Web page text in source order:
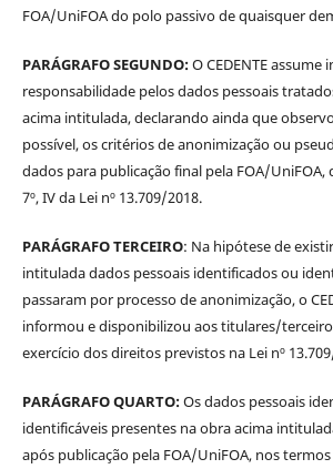
FOA/UniFOA do polo passivo de quaisquer
PARÁGRAFO SEGUNDO:O CEDENTE assume
responsabilidade pelos dados pessoais
acima intitulada, declarando ainda que
possível, os critérios de anonimização ou
dados para publicação final pela FOA/
7º, IV da Lei nº 13.709/2018.
PARÁGRAFO TERCEIRO: Na hipótese de
intitulada dados pessoais identificados ou
passaram por processo de anonimização, o
informou e disponibilizou aos titulares/
exercício dos direitos previstos na Lei nº
PARÁGRAFO QUARTO:Os dados pessoais
identificáveis presentes na obra acima
após publicação pela FOA/UniFOA, nos